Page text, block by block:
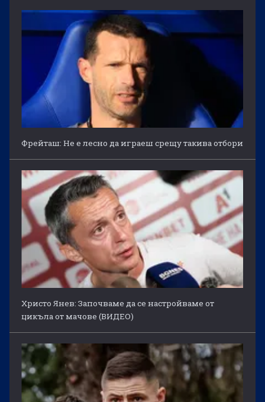
Фрейташ: Не е лесно да играеш срещу такива отбори
Христо Янев: Започваме да се настройваме от
цикъла от мачове (ВИДЕО)